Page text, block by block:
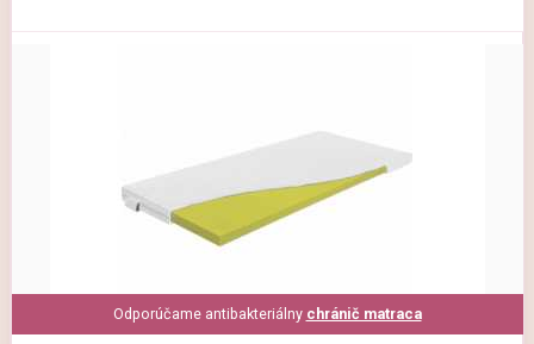
Odporúčame antibakteriálny chránič matraca